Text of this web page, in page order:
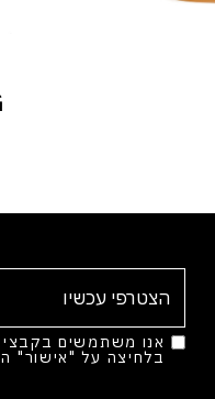
בלחיצה על "אישור"